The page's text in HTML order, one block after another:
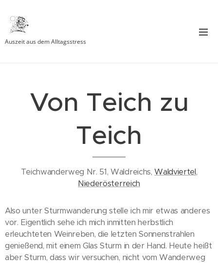
Auszeit aus dem Alltagsstress
Von Teich zu
Teich
Teichwanderweg Nr. 51, Waldreichs,Waldviertel,
Niederösterreich
Also unter Sturmwanderung stelle ich mir etwas anderes
vor. Eigentlich sehe ich mich inmitten herbstlich
erleuchteten Weinreben, die letzten Sonnenstrahlen
genießend, mit einem Glas Sturm in der Hand. Heute heißt
aber Sturm, dass wir versuchen, nicht vom Wanderweg